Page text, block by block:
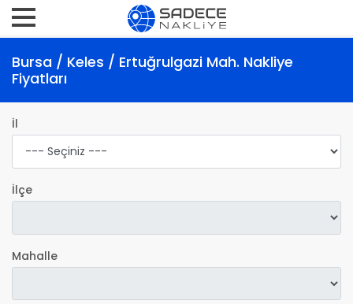
Bursa / Keles / Ertuğrulgazi Mah. Nakliye
Fiyatları
İl
İlçe
Mahalle